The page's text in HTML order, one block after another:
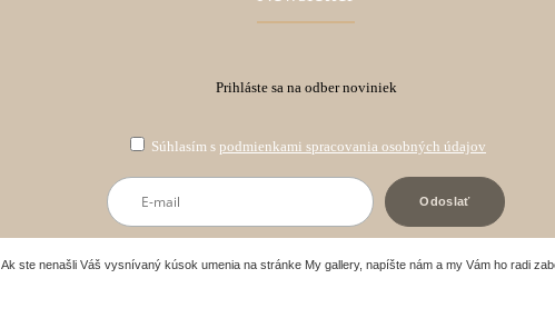
Prihláste sa na odber noviniek
Súhlasím s podmienkami spracovania osobných údajov
Ak ste nenašli Váš vysnívaný kúsok umenia na stránke My gallery, napíšte nám a my Vám ho radi